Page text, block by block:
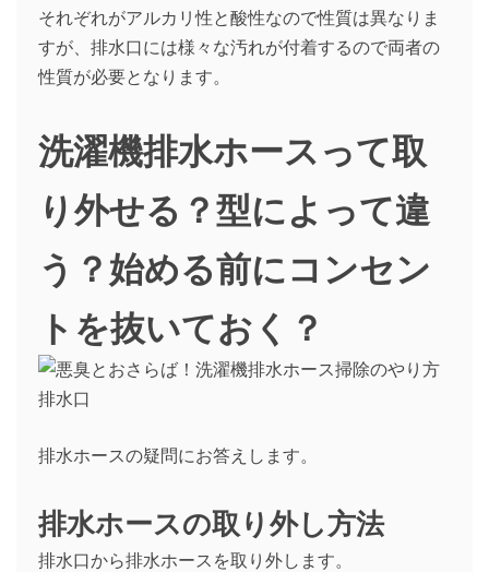
それぞれがアルカリ性と酸性なので性質は異なりま
すが、排水口には様々な汚れが付着するので両者の
性質が必要となります。
洗濯機排水ホースって取
り外せる？型によって違
う？始める前にコンセン
トを抜いておく？
排水ホースの疑問にお答えします。
排水ホースの取り外し方法
排水口から排水ホースを取り外します。